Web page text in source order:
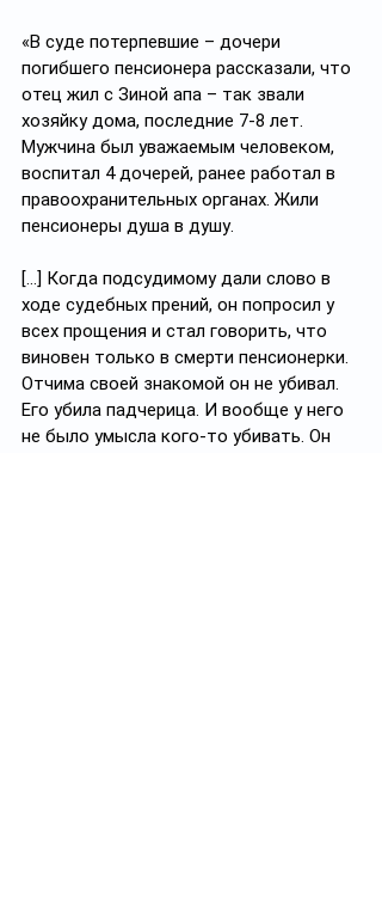
«В суде потерпевшие – дочери
погибшего пенсионера рассказали, что
отец жил с Зиной апа – так звали
хозяйку дома, последние 7-8 лет.
Мужчина был уважаемым человеком,
воспитал 4 дочерей, ранее работал в
правоохранительных органах. Жили
пенсионеры душа в душу.
[…] Когда подсудимому дали слово в
ходе судебных прений, он попросил у
всех прощения и стал говорить, что
виновен только в смерти пенсионерки.
Отчима своей знакомой он не убивал.
Его убила падчерица. И вообще у него
не было умысла кого-то убивать. Он